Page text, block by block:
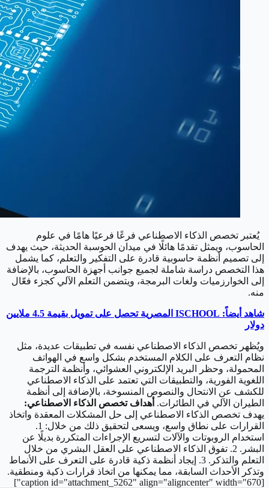
يُعتبر تخصص الذكاء الاصطناعي فرعًا فرعيًا هامًا في علوم
الحاسوب، ويمثل تقدمًا هائلًا في ميدان الحوسبة الحديثة، حيث يهدف
إلى تصميم أنظمة حاسوبية قادرة على التفكير والتعلم، كما يشمل
هذا التخصص دراسة شاملة لجميع جوانب أجهزة الحاسوب، بالإضافة
إلى الخوارزميات ولغات البرمجة، ويتضمن التعلم الآلي كجزء فعّال
منه.
شاهد أيضاً: ISCHOOL المصرية تحصل على تمويل بقيمة 4.5 ملايين
دولار
ويُظهر تخصص الذكاء الاصطناعي نفسه في تطبيقات عديدة، مثل
نظام التعرف على الكلام المستخدم بشكل واسع في الهواتف
المحمولة، وحظر البريد الإلكتروني العشوائي، وأنظمة الترجمة
اللغوية الفورية، والتطبيقات التي تعتمد على الذكاء الاصطناعي
للكشف عن الانتحال والنصوص المنسوخة، بالإضافة إلى أنظمة
الطيران الآلي في الطائرات. أهداف تخصص الذكاء الاصطناعي:
يهدف تخصص الذكاء الاصطناعي إلى حل المشكلات المعقدة واتخاذ
القرارات على نطاق واسع، ويسعى لتحقيق ذلك من خلال: 1.
استخدام الروبوتات والآلات لتسريع الإجراءات المتكررة بديلًا عن
البشر. 2. تفوق الذكاء الاصطناعي على العقل البشري من خلال
التعلم والتذكر. 3. إيجاد أنظمة ذكية قادرة على التعرف على الأنماط
وتذكر الأحداث السابقة، مما يمكنها من اتخاذ قرارات ذكية ومنطقية.
[caption id="attachment_5262" align="aligncenter" width="670"]